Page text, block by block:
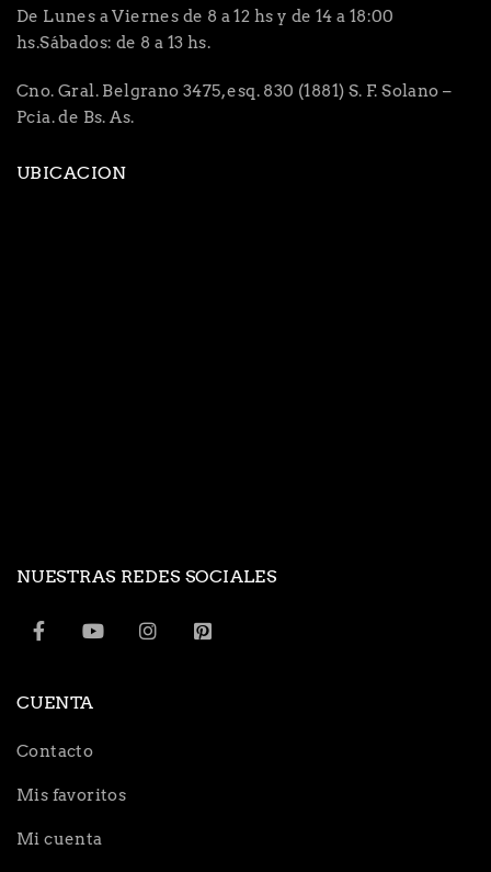
De Lunes a Viernes de 8 a 12 hs y de 14 a 18:00
hs.Sábados: de 8 a 13 hs.
Cno. Gral. Belgrano 3475, esq. 830 (1881) S. F. Solano –
Pcia. de Bs. As.
UBICACION
NUESTRAS REDES SOCIALES
CUENTA
Contacto
Mis favoritos
Mi cuenta